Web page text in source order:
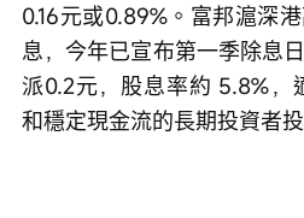
0.16元或0.89%。富邦滬深
息，今年已宣布第一季除息
派0.2元，股息率約 5.8%，
和穩定現金流的長期投資者投